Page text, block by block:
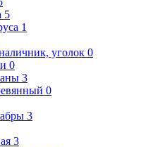
5
1
уголок 0
0
3
0
3
3